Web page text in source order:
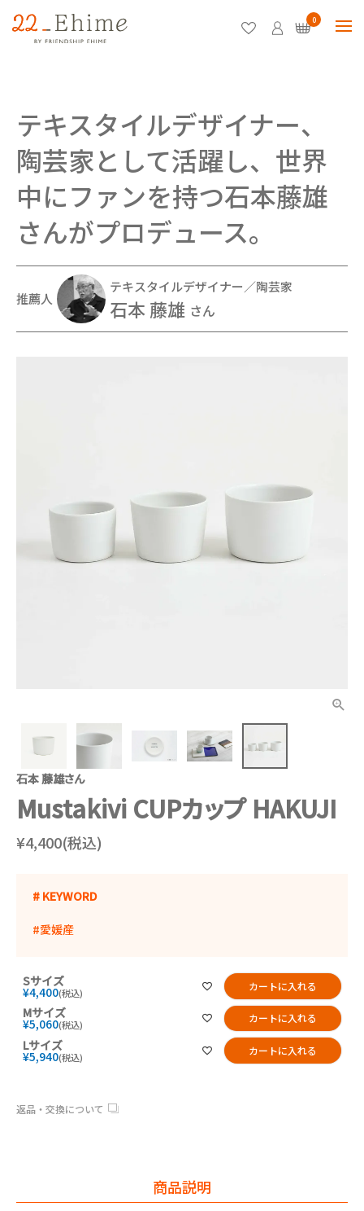
0
テキスタイルデザイナー、
陶芸家として活躍し、世界
中にファンを持つ石本藤雄
さんがプロデュース。
推薦人
テキスタイルデザイナー／陶芸家
石本 藤雄 さん
石本 藤雄さん
Mustakivi CUPカップ HAKUJI
¥4,400(税込)
# KEYWORD
#愛媛産
Sサイズ
¥4,400 税込
カートに入れる
Mサイズ
¥5,060 税込
カートに入れる
Lサイズ
¥5,940 税込
カートに入れる
返品・交換について
商品説明